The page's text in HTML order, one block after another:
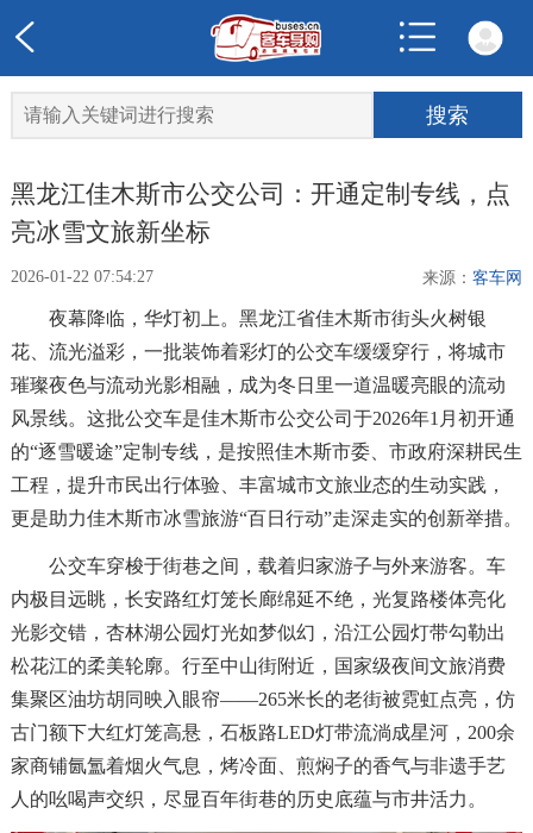
黑龙江佳木斯市公交公司：开通定制专线，点
亮冰雪文旅新坐标
2026-01-22 07:54:27 来源：客车网
夜幕降临，华灯初上。黑龙江省佳木斯市街头火树银
花、流光溢彩，一批装饰着彩灯的公交车缓缓穿行，将城市
璀璨夜色与流动光影相融，成为冬日里一道温暖亮眼的流动
风景线。这批公交车是佳木斯市公交公司于2026年1月初开通
的“逐雪暖途”定制专线，是按照佳木斯市委、市政府深耕民生
工程，提升市民出行体验、丰富城市文旅业态的生动实践，
更是助力佳木斯市冰雪旅游“百日行动”走深走实的创新举措。
公交车穿梭于街巷之间，载着归家游子与外来游客。车
内极目远眺，长安路红灯笼长廊绵延不绝，光复路楼体亮化
光影交错，杏林湖公园灯光如梦似幻，沿江公园灯带勾勒出
松花江的柔美轮廓。行至中山街附近，国家级夜间文旅消费
集聚区油坊胡同映入眼帘——265米长的老街被霓虹点亮，仿
古门额下大红灯笼高悬，石板路LED灯带流淌成星河，200余
家商铺氤氲着烟火气息，烤冷面、煎焖子的香气与非遗手艺
人的吆喝声交织，尽显百年街巷的历史底蕴与市井活力。